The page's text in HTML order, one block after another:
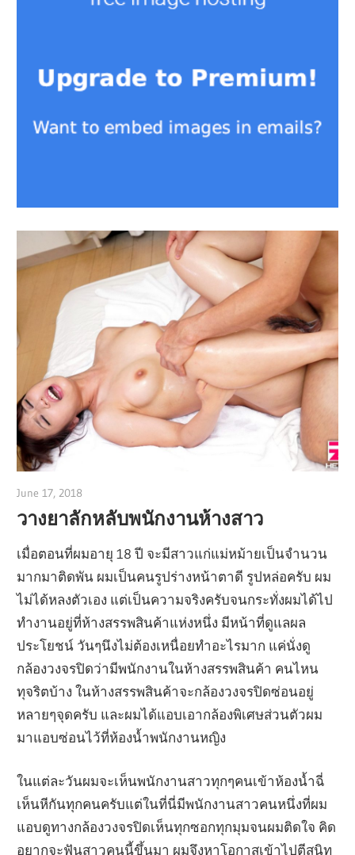
June 17, 2018
วางยาลักหลับพนักงานห้างสาว
เมื่อตอนที่ผมอายุ 18 ปี จะมีสาวแก่แม่หม้ายเป็นจำนวน
มากมาติดพัน ผมเป็นคนรูปร่างหน้าตาดี รูปหล่อครับ ผม
ไม่ได้หลงตัวเอง แต่เป็นความจริงครับจนกระทั่งผมได้ไป
ทำงานอยู่ที่ห้างสรรพสินค้าแห่งหนึ่ง มีหน้าที่ดูแลผล
ประโยชน์ วันๆนึงไม่ต้องเหนื่อยทำอะไรมาก แค่นั่งดู
กล้องวงจรปิดว่ามีพนักงานในห้างสรรพสินค้า คนไหน
ทุจริตบ้าง ในห้างสรรพสินค้าจะกล้องวงจรปิดซ่อนอยู่
หลายๆจุดครับ และผมได้แอบเอากล้องพิเศษส่วนตัวผม
มาแอบซ่อนไว้ที่ห้องน้ำพนักงานหญิง
ในแต่ละวันผมจะเห็นพนักงานสาวทุกๆคนเข้าห้องน้ำฉี่
เห็นหีกันทุกคนครับแต่ในที่นี่มีพนักงานสาวคนหนึ่งที่ผม
แอบดูทางกล้องวงจรปิดเห็นทุกซอกทุกมุมจนผมติดใจ คิด
อยากจะฟันสาวคนนี้ขึ้นมา ผมจึงหาโอกาสเข้าไปตีสนิท